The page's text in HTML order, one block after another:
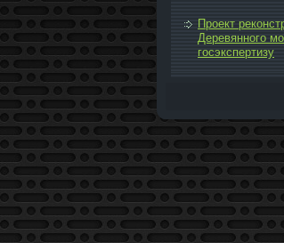
Проект
Деревянного
госэкспертизу